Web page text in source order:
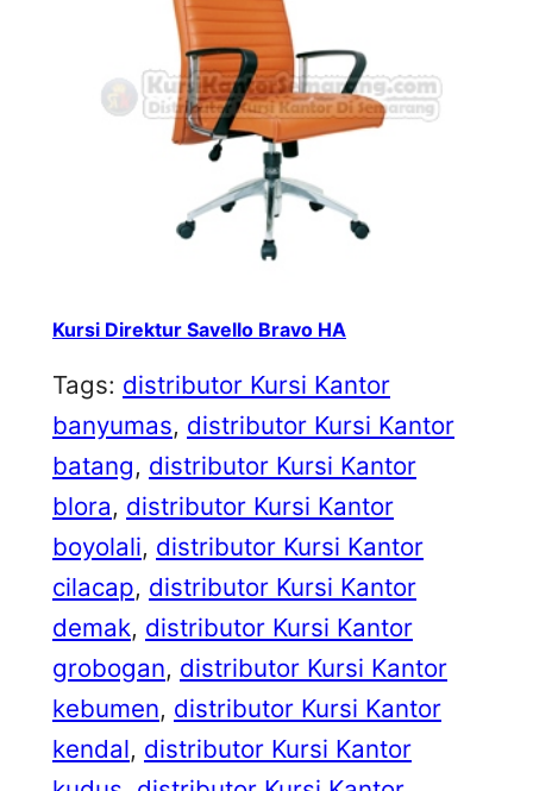
Kursi Direktur Savello Bravo HA
Tags: distributor Kursi Kantor
banyumas, distributor Kursi Kantor
batang, distributor Kursi Kantor
blora, distributor Kursi Kantor
boyolali, distributor Kursi Kantor
cilacap, distributor Kursi Kantor
demak, distributor Kursi Kantor
grobogan, distributor Kursi Kantor
kebumen, distributor Kursi Kantor
kendal, distributor Kursi Kantor